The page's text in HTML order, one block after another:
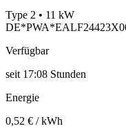
Type 2 • 11 kW
Verfügbar
seit 17:08 Stunden
Energie
0,52 € / kWh